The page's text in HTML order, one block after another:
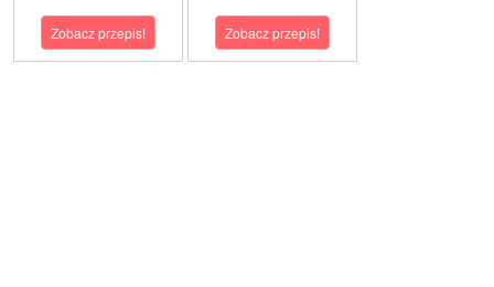
Zobacz przepis! Zobacz przepis!